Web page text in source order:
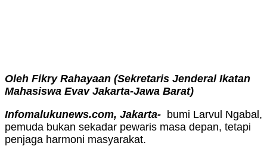
Oleh Fikry Rahayaan (Sekretaris Jenderal Ikatan
Mahasiswa Evav Jakarta-Jawa Barat)
Infomalukunews.com, Jakarta- bumi Larvul Ngabal,
pemuda bukan sekadar pewaris masa depan, tetapi
penjaga harmoni masyarakat.